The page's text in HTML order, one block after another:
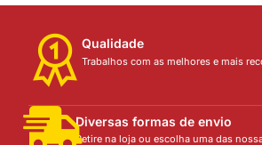
Qualidade
Trabalhos com as melhores e mais
Diversas formas de envio
Retire na loja ou escolha uma das